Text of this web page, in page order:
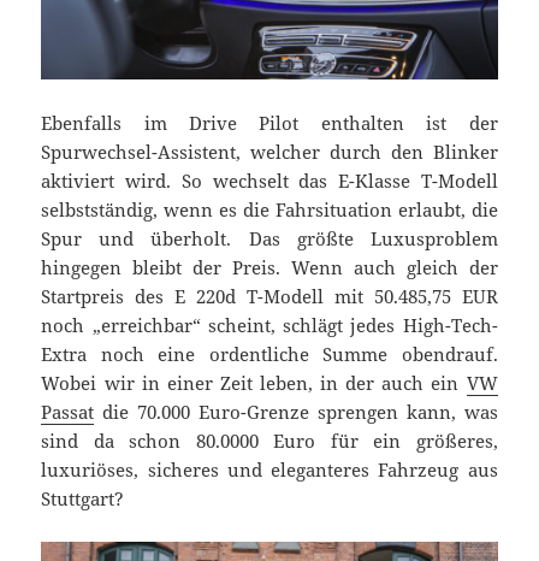
Ebenfalls im Drive Pilot enthalten ist der
Spurwechsel-Assistent, welcher durch den Blinker
aktiviert wird. So wechselt das E-Klasse T-Modell
selbstständig, wenn es die Fahrsituation erlaubt, die
Spur und überholt. Das größte Luxusproblem
hingegen bleibt der Preis. Wenn auch gleich der
Startpreis des E 220d T-Modell mit 50.485,75 EUR
noch „erreichbar“ scheint, schlägt jedes High-Tech-
Extra noch eine ordentliche Summe obendrauf.
Wobei wir in einer Zeit leben, in der auch ein VW
Passat die 70.000 Euro-Grenze sprengen kann, was
sind da schon 80.0000 Euro für ein größeres,
luxuriöses, sicheres und eleganteres Fahrzeug aus
Stuttgart?